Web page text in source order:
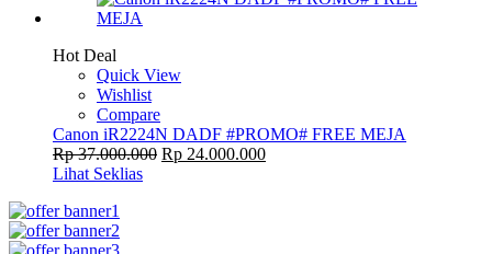
Hot Deal
Quick View
Wishlist
Compare
Canon iR2224N DADF #PROMO# FREE MEJA
Rp37.000.000 Rp 24.000.000
Lihat Seklias